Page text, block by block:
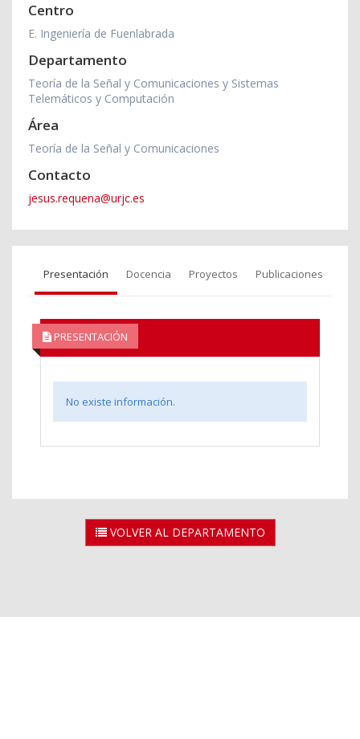
Centro
E. Ingeniería de Fuenlabrada
Departamento
Teoría de la Señal y Comunicaciones y Sistemas
Telemáticos y Computación
Área
Teoría de la Señal y Comunicaciones
Contacto
jesus.requena@urjc.es
Presentación Docencia Proyectos Publicaciones
PRESENTACIÓN
No existe información.
VOLVER AL DEPARTAMENTO